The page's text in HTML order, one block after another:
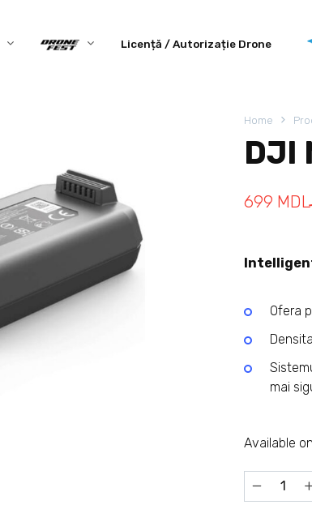
Licență / Autorizație Drone
Home
DJI
699 MDL
Ofera
mai
Available